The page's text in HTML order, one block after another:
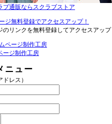
ブ通販ならスクラブストア
のリンクを無料登録してアクセスアップ
ージ制作工房
ニュー
ドレス）